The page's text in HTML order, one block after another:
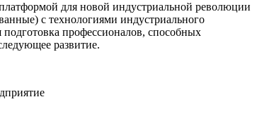
для новой индустриальной революции
с технологиями индустриального
профессионалов, способных
развитие.